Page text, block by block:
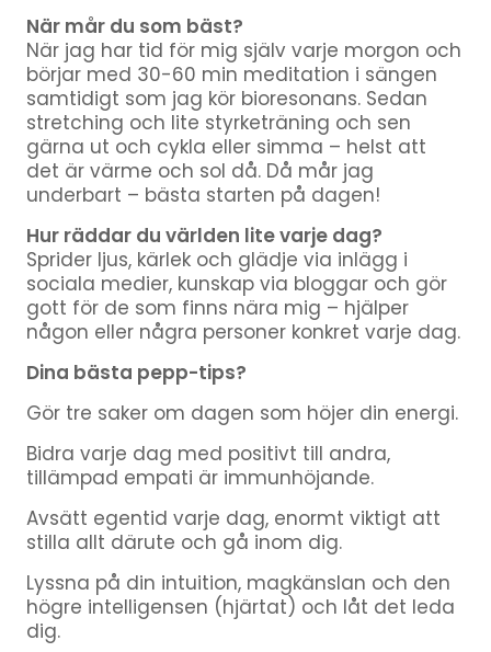
När mår du som bäst?
När jag har tid för mig själv varje morgon och
börjar med 30-60 min meditation i sängen
samtidigt som jag kör bioresonans. Sedan
stretching och lite styrketräning och sen
gärna ut och cykla eller simma – helst att
det är värme och sol då. Då mår jag
underbart – bästa starten på dagen!
Hur räddar du världen lite varje dag?
Sprider ljus, kärlek och glädje via inlägg i
sociala medier, kunskap via bloggar och gör
gott för de som finns nära mig – hjälper
någon eller några personer konkret varje dag.
Dina bästa pepp-tips?
Gör tre saker om dagen som höjer din energi.
Bidra varje dag med positivt till andra,
tillämpad empati är immunhöjande.
Avsätt egentid varje dag, enormt viktigt att
stilla allt därute och gå inom dig.
Lyssna på din intuition, magkänslan och den
högre intelligensen (hjärtat) och låt det leda
dig.